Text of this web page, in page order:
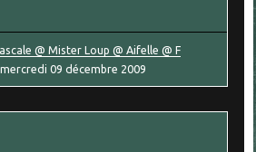
@ Mister Loup @ Aifelle @ F
mercredi 09 décembre 2009